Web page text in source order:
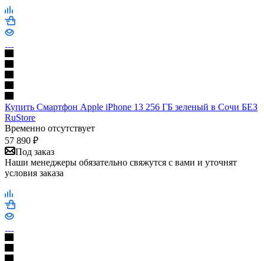
Купить Смартфон Apple iPhone 13 256 ГБ зеленый в Сочи БЕЗ
RuStore
Временно отсутствует
57 890 ₽
Под заказ
Наши менеджеры обязательно свяжутся с вами и уточнят
условия заказа